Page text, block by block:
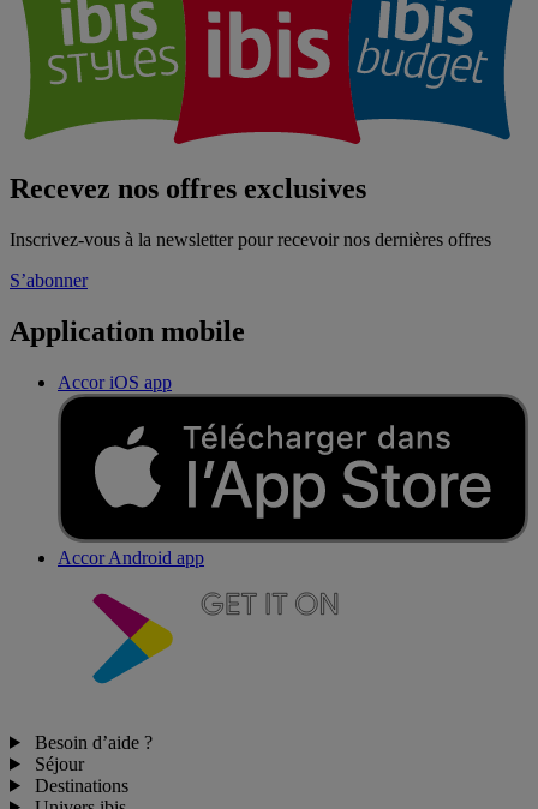
Recevez nos offres exclusives
Inscrivez-vous à la newsletter pour recevoir nos dernières offres
S’abonner
Application mobile
Accor iOS app
Accor Android app
Besoin d’aide ?
Séjour
Destinations